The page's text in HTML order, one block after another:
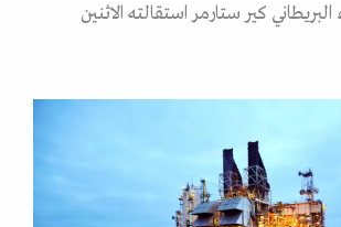
كير ستارمر استقالته الاثنين